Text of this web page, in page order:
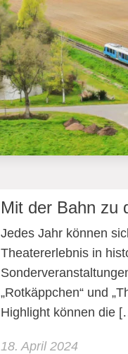
Mit der Bahn zu
Jedes Jahr können
Theatererlebnis in
„Rotkäppchen“ und
Highlight können die
18. April 2024